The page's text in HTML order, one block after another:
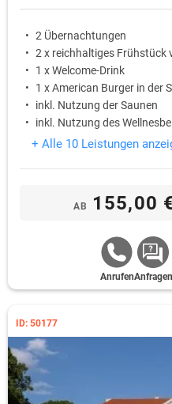
2 Übernachtungen
2 x reichhaltiges Frühstück
1 x Welcome-Drink
1 x American Burger in der
inkl. Nutzung der Saunen
inkl. Nutzung des
+ Alle 10 Leistungen
AB 155,00
AnrufenAnfragen
ID: 50177